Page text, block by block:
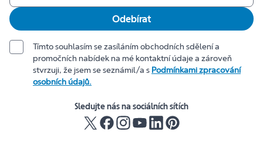
Odebírat
Tímto souhlasím se zasíláním obchodních sdělení a
promočních nabídek na mé kontaktní údaje a zároveň
stvrzuji, že jsem se seznámil/a s Podmínkami zpracování
osobních údajů.
Sledujte nás na sociálních sítích